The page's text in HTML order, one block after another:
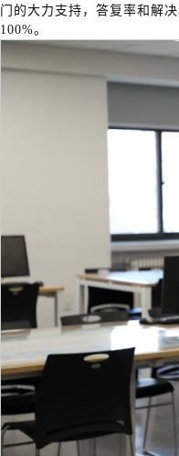
门的大力支持，答复率和解
100%。